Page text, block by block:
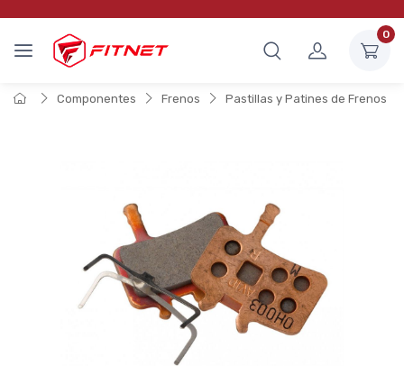
0
Componentes Frenos Pastillas y Patines de Frenos